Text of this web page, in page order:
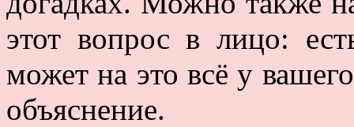
этот вопрос в лицо:
может на это всё у
объяснение.